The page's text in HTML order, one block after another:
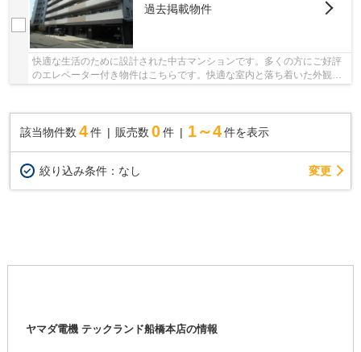
過去掲載物件
快適な生活のために設計された中古マンションです。多くの方にご好評
のエレベーター付き物件はこちらです。快適な室内と落ち着いた外観が
該当物件数 4件 販売数 0 件 1～4 件を表示
絞り込み条件： なし 変更
ヤマダ電機 テックランド船橋本店の情報